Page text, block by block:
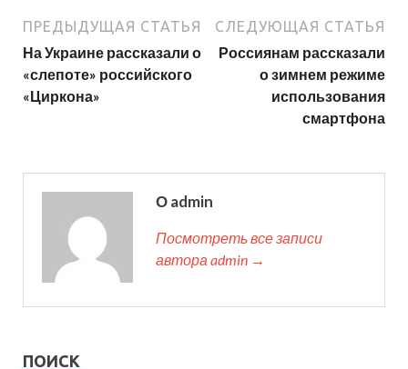
ПРЕДЫДУЩАЯ СТАТЬЯ
На Украине рассказали о
«слепоте» российского
«Циркона»
СЛЕДУЮЩАЯ СТАТЬЯ
Россиянам рассказали
о зимнем режиме
использования
смартфона
О admin
Посмотреть все записи
автора admin →
ПОИСК